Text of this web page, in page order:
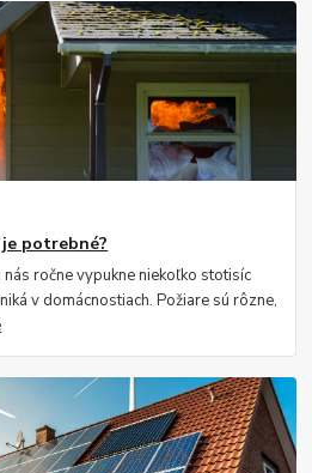
potrebné?
ročne vypukne niekoľko stotisíc
v domácnostiach. Požiare sú rôzne,